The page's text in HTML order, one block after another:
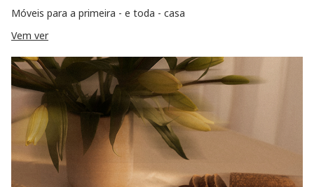
Móveis para a primeira - e toda - casa
Vem ver